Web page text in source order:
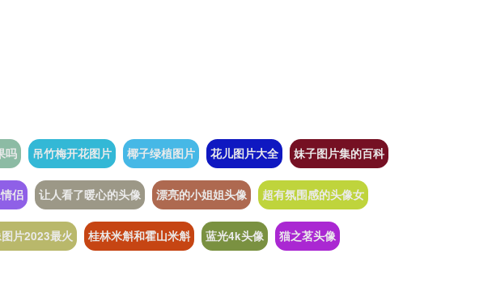
吗 吊竹梅开花图片 椰子绿植图片 花儿图片大全 妹子图片集的百科
侣 让人看了暖心的头像 漂亮的小姐姐头像 超有氛围感的头像女
片2023最火 桂林米斛和霍山米斛 蓝光4k头像 猫之茗头像